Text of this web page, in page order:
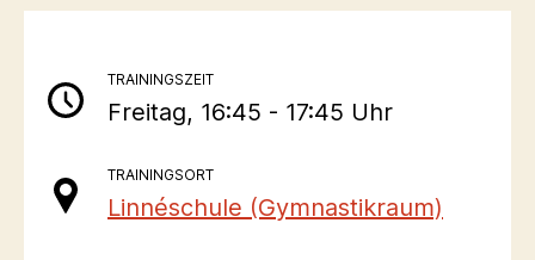
TRAININGSZEIT
Freitag, 16:45 - 17:45 Uhr
TRAININGSORT
Linnéschule (Gymnastikraum)